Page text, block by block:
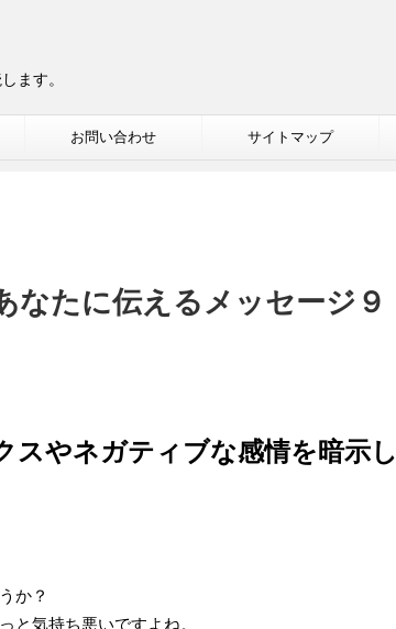
ます。
お問い合わせ サイトマップ
なたに伝えるメッセージ９
スやネガティブな感情を暗示し
か？
と気持ち悪いですよね。